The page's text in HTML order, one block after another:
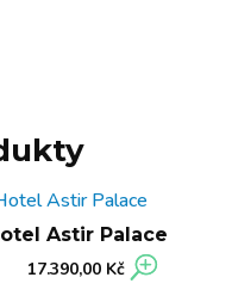
Astir Palace
17.390,00 Kč